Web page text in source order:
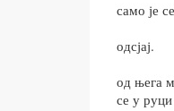
само је
одсјај.
од њега
се у руци